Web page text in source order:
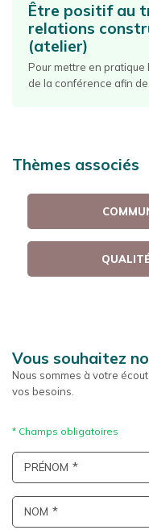
Être positif au
relations
(atelier)
Pour mettre en
de la conférence afin
Thèmes associés
Vous souhaitez
Nous sommes à votre
vos besoins.
PRÉNOM
NOM